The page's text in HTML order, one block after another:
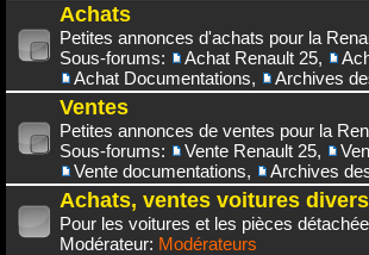
Achats
Petites annonces d'achats pour la
Sous-forums:
Achat Renault 25,
Achat Documentations, Archives
Ventes
Petites annonces de ventes pour la
Sous-forums:
Vente Renault 25,
Vente documentations, Archives
Achats, ventes voitures
Pour les voitures et les pièces
Modérateur: Modérateurs